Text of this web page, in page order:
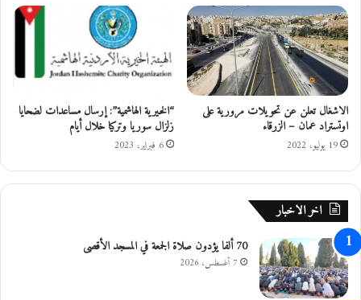
س
ن
و
ا
ت
ن
ة
”
ف
ي
ا
ل
ق
د
ا
ل
ر
ق
ي
ة
الاشغال تعلن عن تحويلات مرورية على
اوتستراد عمان – الزرقاء
19 يوليو، 2022
“الخيرية الهاشمية”: إرسال مساعدات لضحايا
زلزال سوريا وتركيا خلال أيام
6 فبراير، 2023
اخر الاخبار
70 ألفا يؤدون صلاة الجمعة في المسجد الأقصى
7 أغسطس، 2026